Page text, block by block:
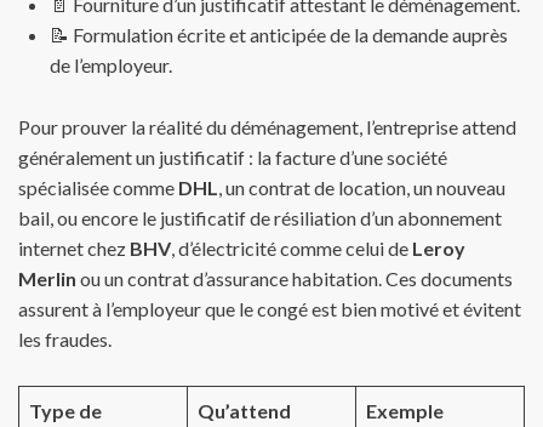
📄 Fourniture d’un justificatif attestant le déménagement.
📝 Formulation écrite et anticipée de la demande auprès
de l’employeur.
Pour prouver la réalité du déménagement, l’entreprise attend
généralement un justificatif : la facture d’une société
spécialisée comme DHL, un contrat de location, un nouveau
bail, ou encore le justificatif de résiliation d’un abonnement
internet chez BHV, d’électricité comme celui de Leroy
Merlin ou un contrat d’assurance habitation. Ces documents
assurent à l’employeur que le congé est bien motivé et évitent
les fraudes.
Type de
Qu’attend
Exemple